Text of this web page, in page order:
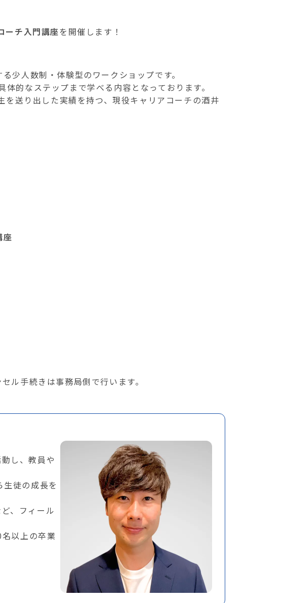
ーチ入門講座を開催します！
少人数制・体験型のワークショップです。
的なステップまで学べる内容となっております。
送り出した実績を持つ、現役キャリアコーチの酒井
座
ル手続きは事務局側で行います。
し、教員や
徒の成長を
、フィール
以上の卒業